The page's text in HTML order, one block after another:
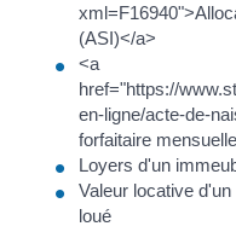
(ASI)</a>
<a
href="https://
en-ligne/acte-de-
forfaitaire
Loyers d'un
Valeur locative
loué